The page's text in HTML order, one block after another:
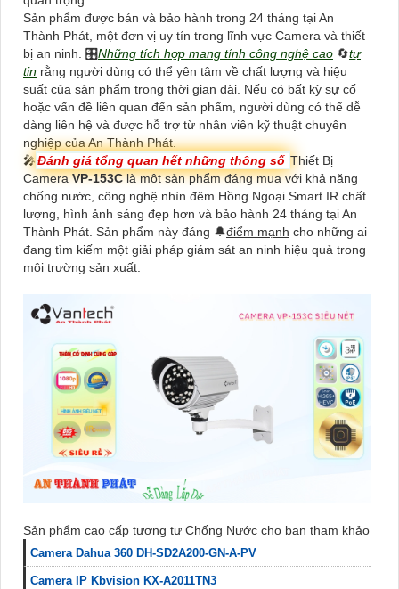
Sản phẩm được bán và bảo hành trong 24 tháng tại An
Thành Phát, một đơn vị uy tín trong lĩnh vực Camera và thiết
bị an ninh. 🎛Những tích hợp mang tính công nghệ cao 🔄tự
tin rằng người dùng có thể yên tâm về chất lượng và hiệu
suất của sản phẩm trong thời gian dài. Nếu có bất kỳ sự cố
hoặc vấn đề liên quan đến sản phẩm, người dùng có thể dễ
dàng liên hệ và được hỗ trợ từ nhân viên kỹ thuật chuyên
nghiệp của An Thành Phát.
🎤Đánh giá tổng quan hết những thông số Thiết Bị
CameraVP-153Clà một sản phẩm đáng mua với khả năng
chống nước, công nghệ nhìn đêm Hồng Ngoại Smart IR chất
lượng, hình ảnh sáng đẹp hơn và bảo hành 24 tháng tại An
Thành Phát. Sản phẩm này đáng 🔔điểm mạnh cho những ai
đang tìm kiếm một giải pháp giám sát an ninh hiệu quả trong
môi trường sản xuất.
Sản phẩm cao cấp tương tự Chống Nước cho bạn tham khảo
Camera Dahua 360 DH-SD2A200-GN-A-PV
Camera IP Kbvision KX-A2011TN3